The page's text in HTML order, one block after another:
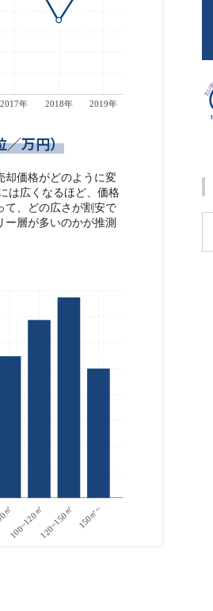
／万円）
却価格がどのように変
は広くなるほど、価格
て、どの広さが割安で
層が多いのかが推測